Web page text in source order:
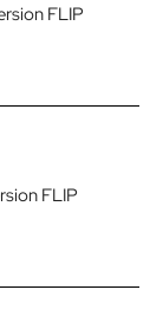
FLIP
FLIP